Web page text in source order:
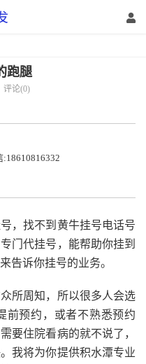
跑腿
评论(0)
:18610816332
，找不到黄牛挂号电话号
门代挂号，能帮助你挂到
告诉你挂号的业务。
所周知，所以很多人会选
前预约，或者不熟悉预约
要住院看病的就不说了，
我将为你提供积水潭专业